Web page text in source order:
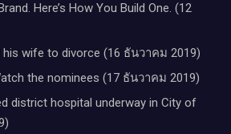
Here’s How You Build One. (12
his wife to divorce (16 ธันวาคม 2019)
the nominees (17 ธันวาคม 2019)
district hospital underway in City of